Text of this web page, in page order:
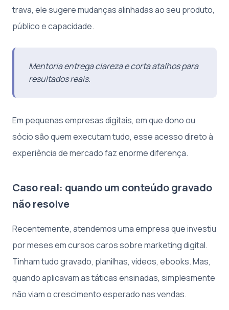
trava, ele sugere mudanças alinhadas ao seu produto,
público e capacidade.
Mentoria entrega clareza e corta atalhos para
resultados reais.
Em pequenas empresas digitais, em que dono ou
sócio são quem executam tudo, esse acesso direto à
experiência de mercado faz enorme diferença.
Caso real: quando um conteúdo gravado
não resolve
Recentemente, atendemos uma empresa que investiu
por meses em cursos caros sobre marketing digital.
Tinham tudo gravado, planilhas, vídeos, ebooks. Mas,
quando aplicavam as táticas ensinadas, simplesmente
não viam o crescimento esperado nas vendas.